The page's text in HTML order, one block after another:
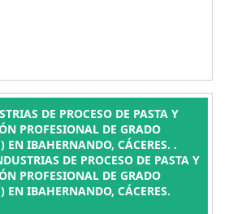
DE PROCESO DE PASTA Y
PROFESIONAL DE GRADO
EN IBAHERNANDO, CÁCERES. .
DE PROCESO DE PASTA Y
PROFESIONAL DE GRADO
EN IBAHERNANDO, CÁCERES.